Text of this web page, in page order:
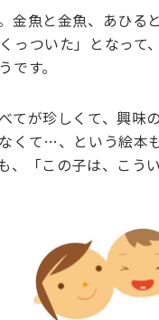
金魚と金魚、あひる
っついた」となっ
す。
が珍しくて、興味
くて…、という絵本
、「この子は、こ